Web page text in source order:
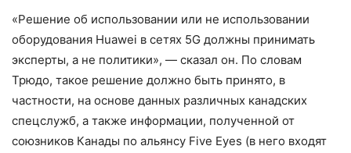
«Решение об использовании или не использовании
оборудования Huawei в сетях 5G должны принимать
эксперты, а не политики», — сказал он. По словам
Трюдо, такое решение должно быть принято, в
частности, на основе данных различных канадских
спецслужб, а также информации, полученной от
союзников Канады по альянсу Five Eyes (в него входят